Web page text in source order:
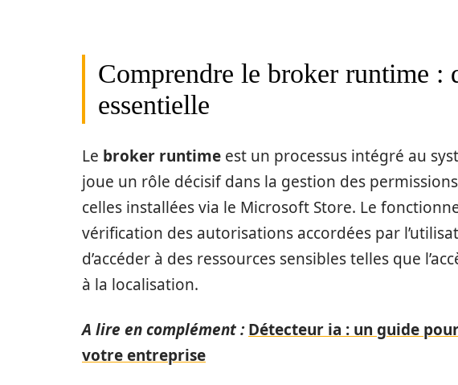
Comprendre le broker runtime
essentielle
Le broker runtime est un processus intégré au
joue un rôle décisif dans la gestion des
celles installées via le Microsoft Store. Le
vérification des autorisations accordées par
d’accéder à des ressources sensibles telles que
à la localisation.
A lire en complément : Détecteur ia : un guide
votre entreprise